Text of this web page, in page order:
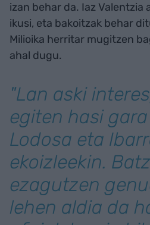
izan behar da. Iaz Valentzia
ikusi, eta bakoitzak behar
Milioika herritar mugitzen
ahal dugu.
"Lan aski
egiten hasi gara
Lodosa eta
ekoizleekin.
ezagutzen
lehen aldia da